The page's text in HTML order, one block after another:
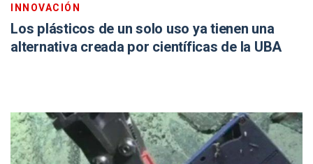
INNOVACIÓN
Los plásticos de un solo uso ya tienen una
alternativa creada por científicas de la UBA